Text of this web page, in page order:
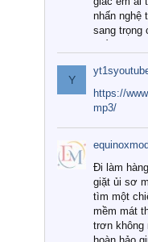
nhấn nghệ
sang trọng
Tuy nhiên,
với vô vàn
như hiện
được
cấp thực
khí hậu và
đình? Hãy
giải đáp
1. Tại sao
chuộng
Y
https://
mp3/
Đi làm
giặt ủi sơ
tìm một
mềm mát
trơn không